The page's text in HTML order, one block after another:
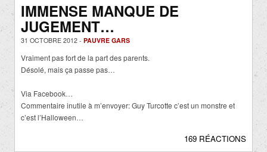
IMMENSE MANQUE DE
JUGEMENT…
31 OCTOBRE 2012 - PAUVRE GARS
Vraiment pas fort de la part des parents.
Désolé, mais ça passe pas…
Via Facebook…
Commentaire inutile à m’envoyer: Guy Turcotte c’est un monstre et
c’est l’Halloween…
169 RÉACTIONS